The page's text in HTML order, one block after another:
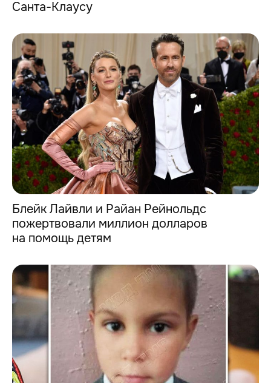
Санта-Клаусу
Блейк Лайвли и Райан Рейнольдс
пожертвовали миллион долларов
на помощь детям